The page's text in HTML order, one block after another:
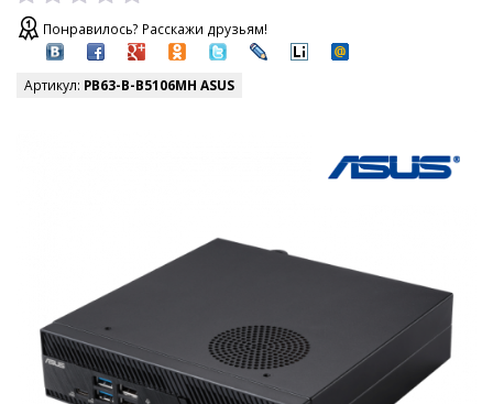
Понравилось? Расскажи друзьям!
Артикул: PB63-B-B5106MH ASUS